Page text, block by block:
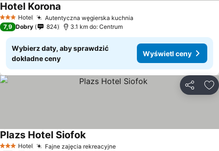
3 Kategoria
Hotel Autentyczna węgierska kuchnia
Hotel Korona
7,9 Dobry 824 3.1 km do: Centrum
Wybierz daty, aby sprawdzić
dokładne ceny
Wyświetl ceny
3 Kategoria
Hotel Fajne zajęcia rekreacyjne
Plazs Hotel Siofok